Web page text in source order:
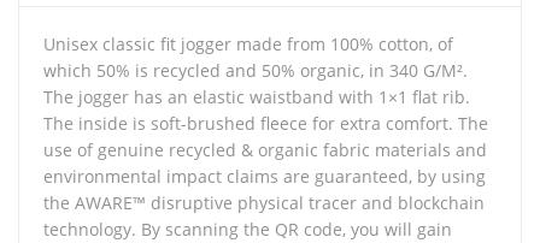
Unisex classic fit jogger made from 100% cotton, of
which 50% is recycled and 50% organic, in 340 G/M².
The jogger has an elastic waistband with 1×1 flat rib.
The inside is soft-brushed fleece for extra comfort. The
use of genuine recycled & organic fabric materials and
environmental impact claims are guaranteed, by using
the AWARE™ disruptive physical tracer and blockchain
technology. By scanning the QR code, you will gain